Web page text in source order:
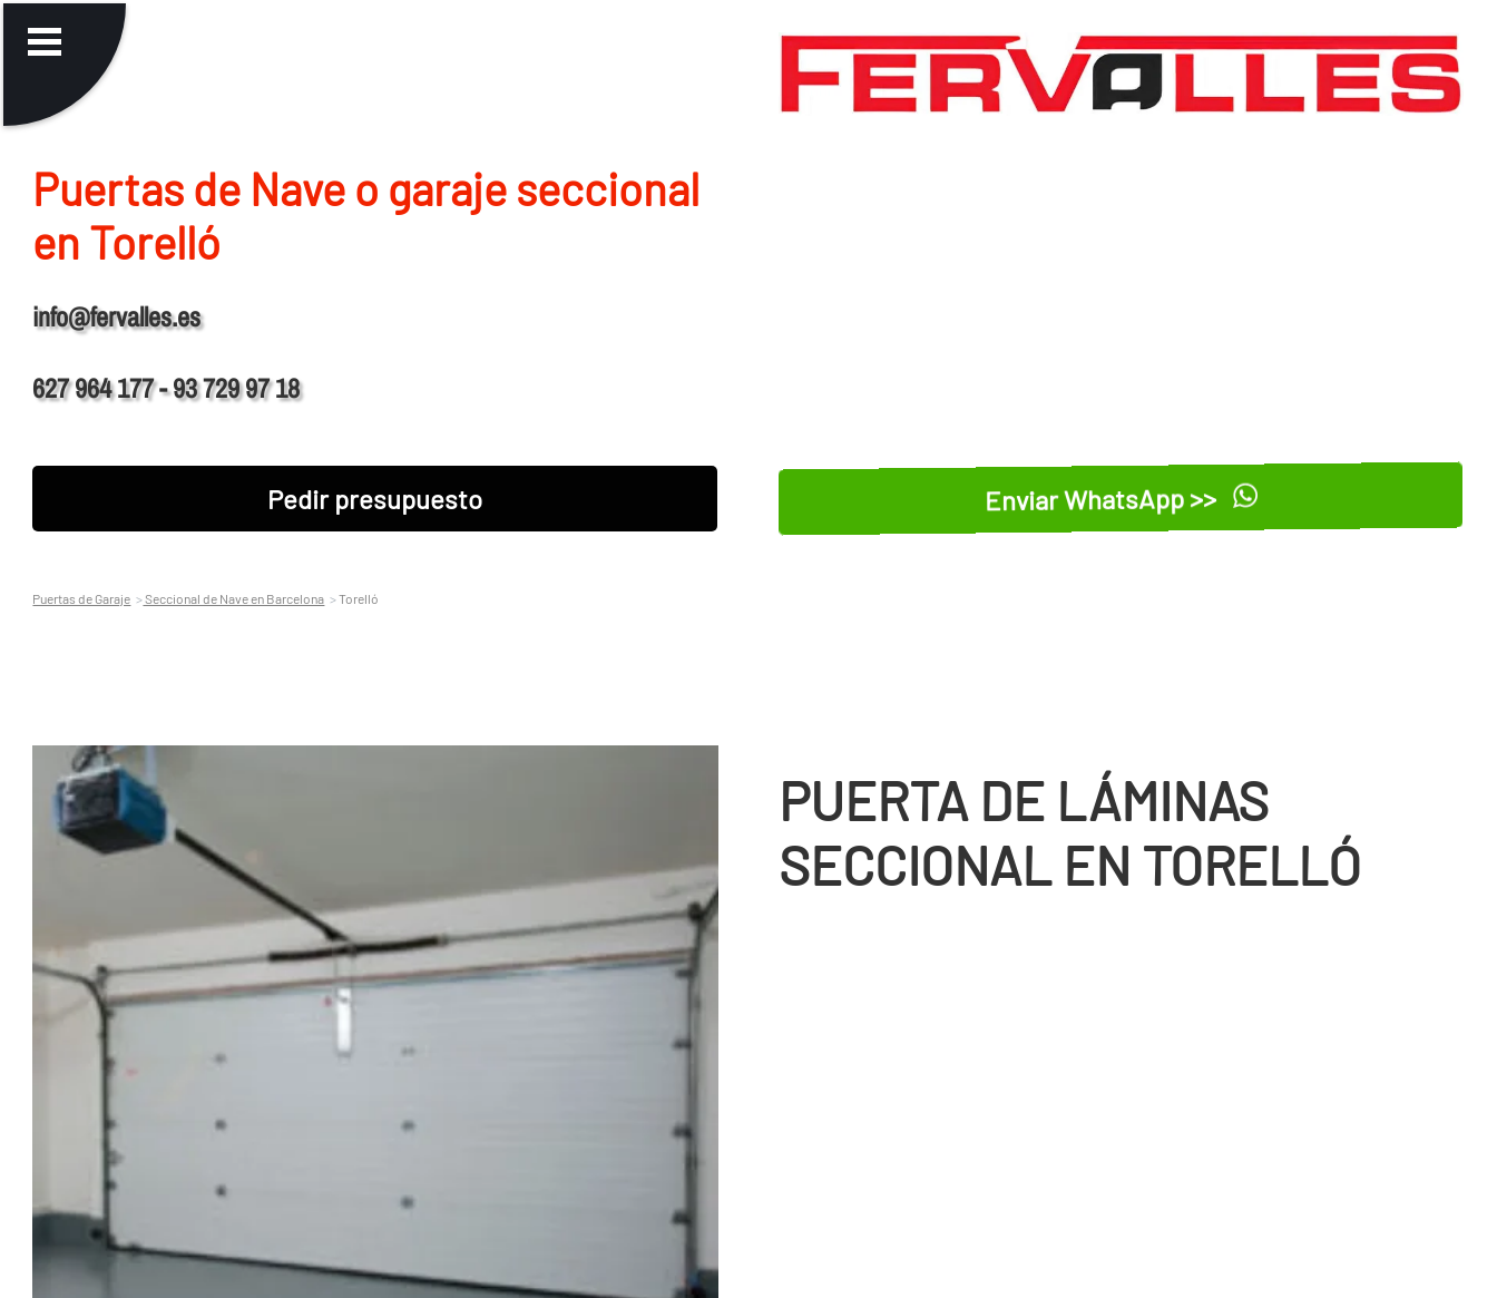
Puertas de Nave o garaje seccional
en Torelló
info@fervalles.es
627 964 177 - 93 729 97 18
Pedir presupuesto Enviar WhatsApp >>
Puertas de Garaje Seccional de Nave en Barcelona Torelló
PUERTA DE LÁMINAS
SECCIONAL EN TORELLÓ